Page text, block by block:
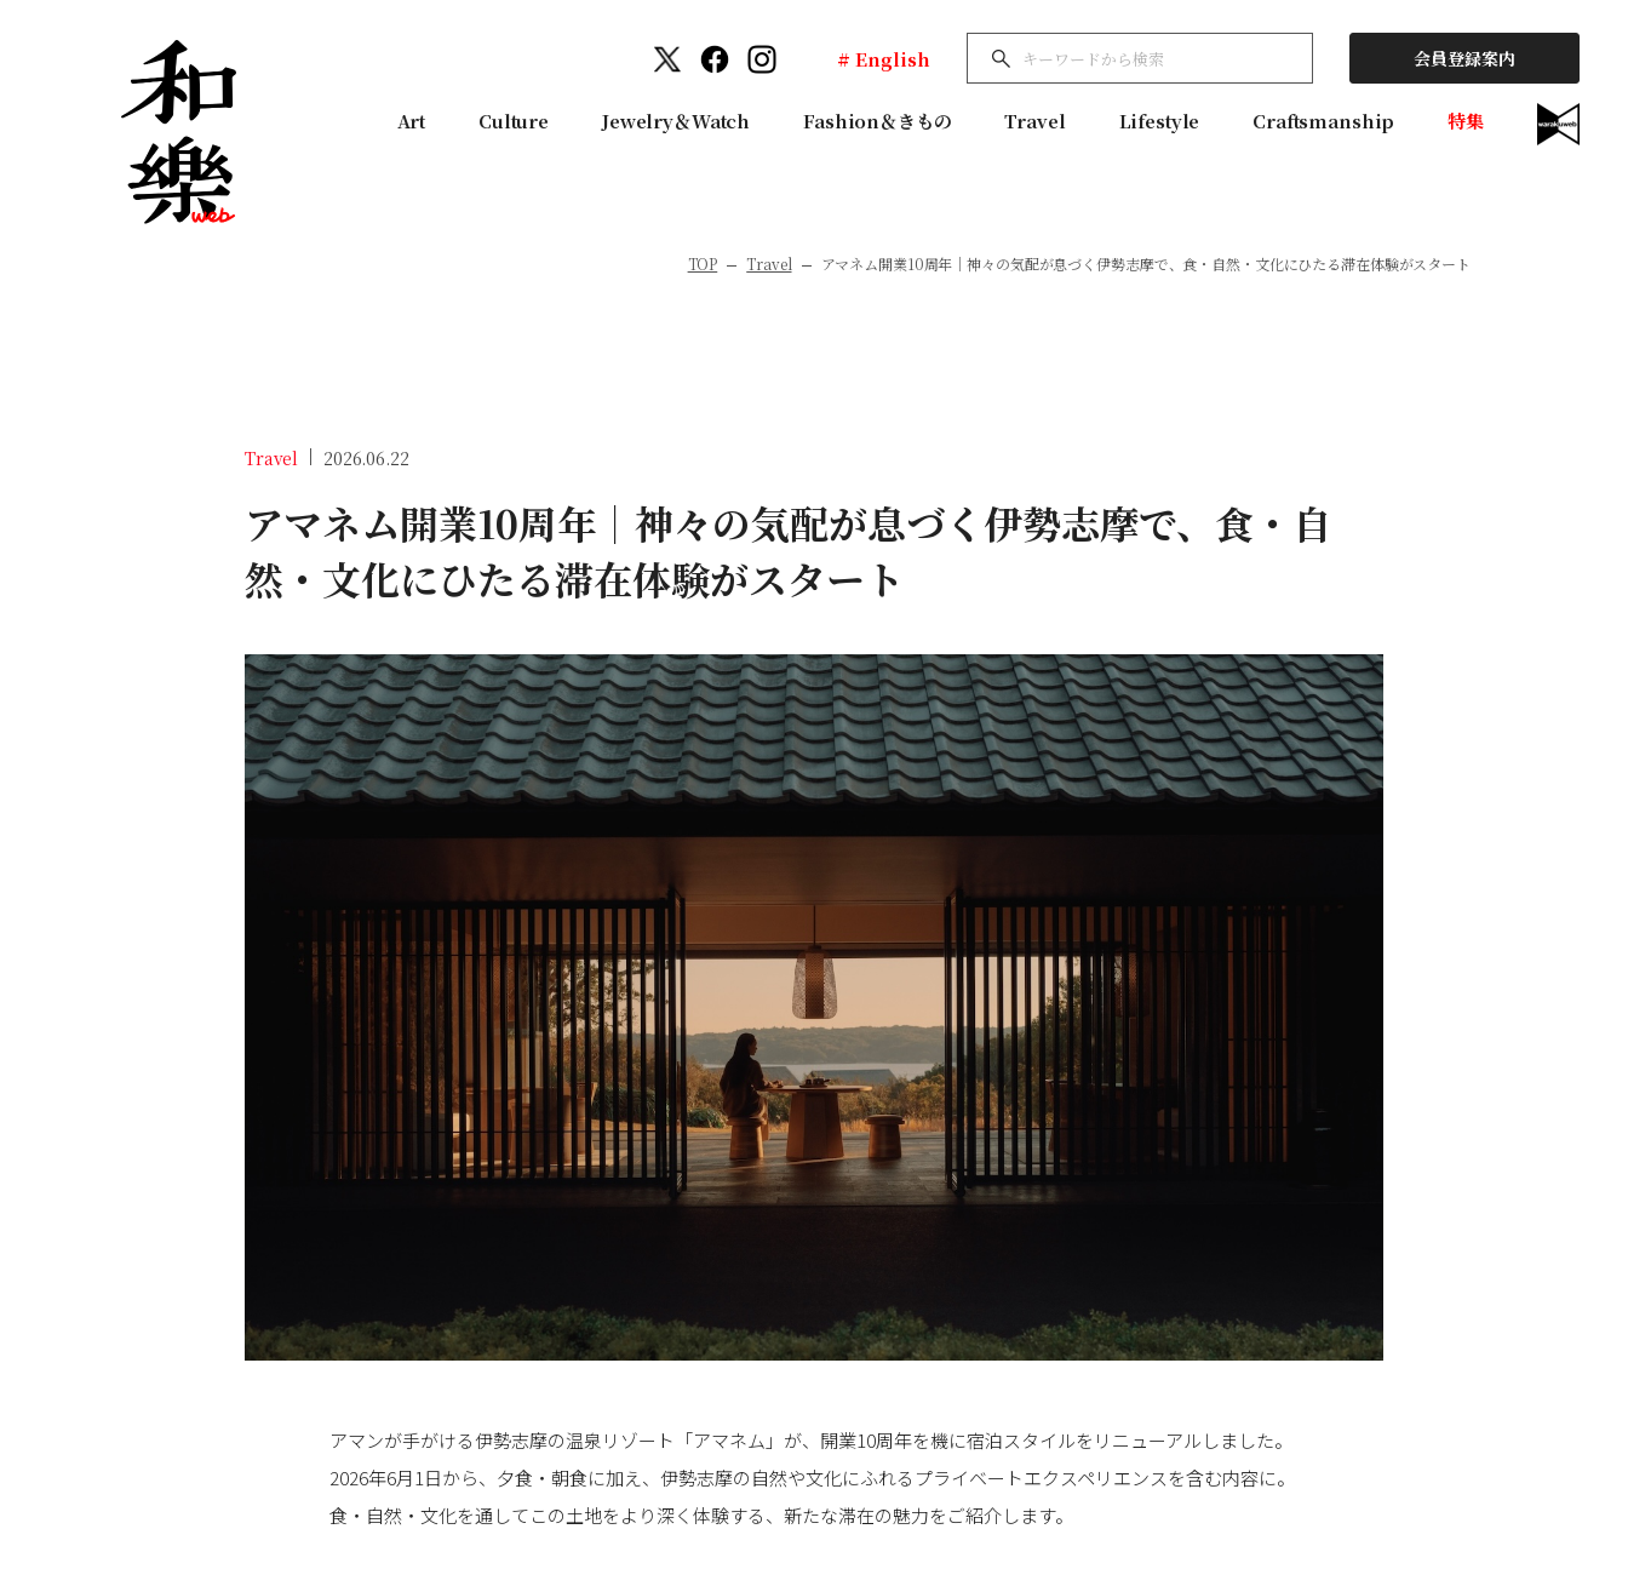
# English 会員登録案内
Art Culture Jewelry＆Watch Fashion＆きもの Travel Lifestyle Craftsmanship 特集
TOP Travel アマネム開業10周年│神々の気配が息づく伊勢志摩で、食・自然・文化にひたる滞在体験がスタート
Travel 2026.06.22
アマネム開業10周年│神々の気配が息づく伊勢志摩で、食・自
然・文化にひたる滞在体験がスタート
アマンが手がける伊勢志摩の温泉リゾート「アマネム」が、開業10周年を機に宿泊スタイルをリニューアルしました。
2026年6月1日から、夕食・朝食に加え、伊勢志摩の自然や文化にふれるプライベートエクスペリエンスを含む内容に。
食・自然・文化を通してこの土地をより深く体験する、新たな滞在の魅力をご紹介します。